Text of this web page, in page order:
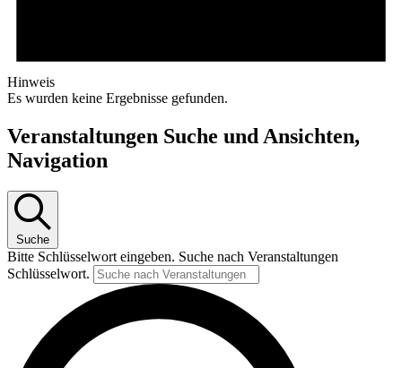
Hinweis
Es wurden keine Ergebnisse gefunden.
Veranstaltungen Suche und Ansichten,
Navigation
Suche
Bitte Schlüsselwort eingeben. Suche nach Veranstaltungen
Schlüsselwort.